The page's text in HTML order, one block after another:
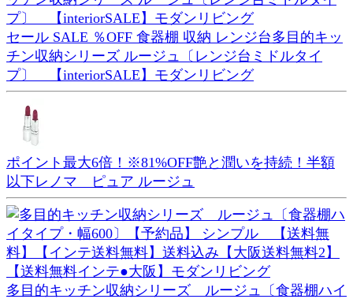
セール SALE ％OFF 食器棚 収納 レンジ台多目的キッ
チン収納シリーズ ルージュ〔レンジ台ミドルタイ
プ〕 【interiorSALE】モダンリビング
ポイント最大6倍！※81%OFF艶と潤いを持続！半額
以下レノマ ピュア ルージュ
多目的キッチン収納シリーズ ルージュ〔食器棚ハイ